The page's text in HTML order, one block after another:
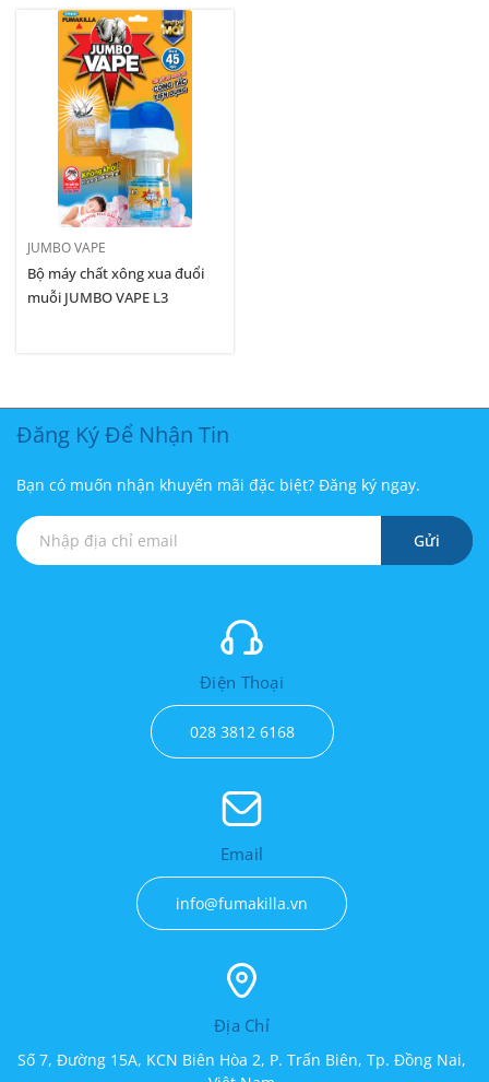
JUMBO VAPE
Bộ máy chất xông xua đuổi
muỗi JUMBO VAPE L3
Đăng Ký Để Nhận Tin
Bạn có muốn nhận khuyến mãi đặc biệt? Đăng ký ngay.
Gửi
Điện Thoại
028 3812 6168
Email
info@fumakilla.vn
Địa Chỉ
Số 7, Đường 15A, KCN Biên Hòa 2, P. Trấn Biên, Tp. Đồng Nai,